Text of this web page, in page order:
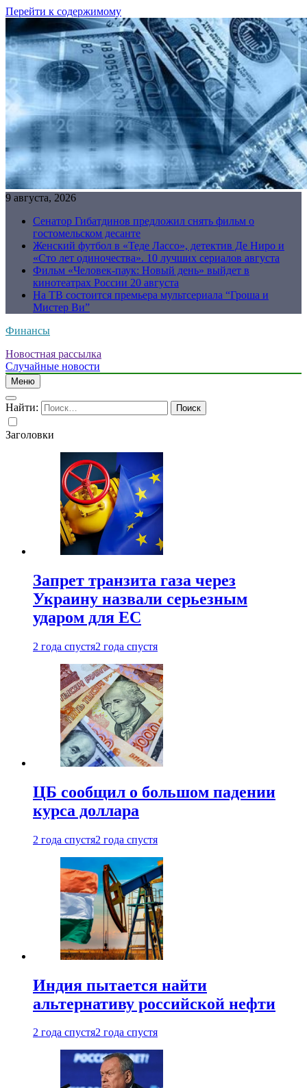
Перейти к содержимому
9 августа, 2026
Сенатор Гибатдинов предложил снять фильм о
гостомельском десанте
Женский футбол в «Теде Лассо», детектив Де Ниро и
«Сто лет одиночества». 10 лучших сериалов августа
Фильм «Человек-паук: Новый день» выйдет в
кинотеатрах России 20 августа
На ТВ состоится премьера мультсериала “Гроша и
Мистер Ви”
Финансы
Новостная рассылка
Случайные новости
Меню
Найти:
Заголовки
Запрет транзита газа через
Украину назвали серьезным
ударом для ЕС
2 года спустя2 года спустя
ЦБ сообщил о большом падении
курса доллара
2 года спустя2 года спустя
Индия пытается найти
альтернативу российской нефти
2 года спустя2 года спустя